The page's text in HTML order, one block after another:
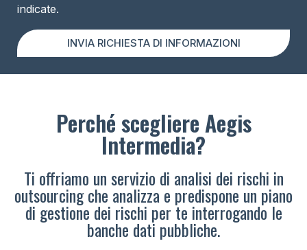
indicate.
INVIA RICHIESTA DI INFORMAZIONI
Perché scegliere Aegis
Intermedia?
Ti offriamo un servizio di analisi dei rischi in
outsourcing che analizza e predispone un piano
di gestione dei rischi per te interrogando le
banche dati pubbliche.